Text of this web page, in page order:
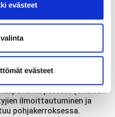
evästeet
evästeet
kerroksesta,
vihreä nuoli).
kulkevat sisään
portaat (oheisen
ilmoittautuminen ja
pohjakerroksessa.